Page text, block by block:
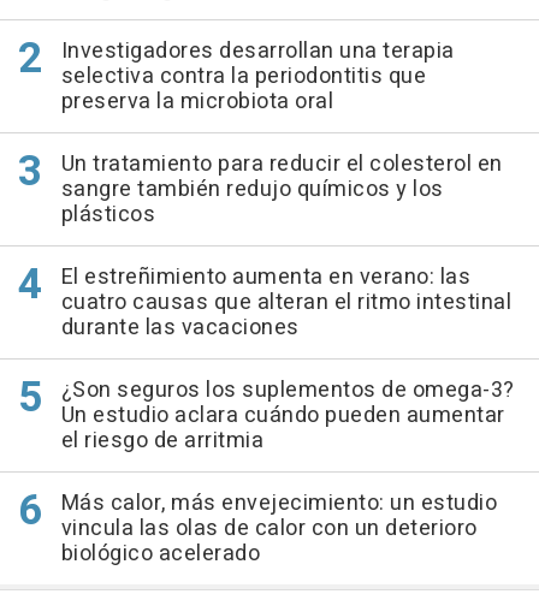
Investigadores desarrollan una terapia
selectiva contra la periodontitis que
preserva la microbiota oral
Un tratamiento para reducir el colesterol en
sangre también redujo químicos y los
plásticos
El estreñimiento aumenta en verano: las
cuatro causas que alteran el ritmo intestinal
durante las vacaciones
¿Son seguros los suplementos de omega-3?
Un estudio aclara cuándo pueden aumentar
el riesgo de arritmia
Más calor, más envejecimiento: un estudio
vincula las olas de calor con un deterioro
biológico acelerado